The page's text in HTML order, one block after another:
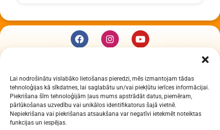
Lai nodrošinātu vislabāko lietošanas pieredzi, mēs izmantojam tādas
tehnoloģijas kā sīkdatnes, lai saglabātu un/vai piekļūtu ierīces informācijai.
Piekrišana šīm tehnoloģijām ļaus mums apstrādāt datus, piemēram,
pārlūkošanas uzvedību vai unikālos identifikatorus šajā vietnē.
Nepiekrišana vai piekrišanas atsaukšana var negatīvi ietekmēt noteiktas
funkcijas un iespējas.
Daugavpils Zinātņu vidusskola
Raiņa iela 30, Daugavpils, LV-5401
Reģ. Nr. 2713903513 (IZM)
Daugavpils valstspilsētas pašvaldība 90000077325